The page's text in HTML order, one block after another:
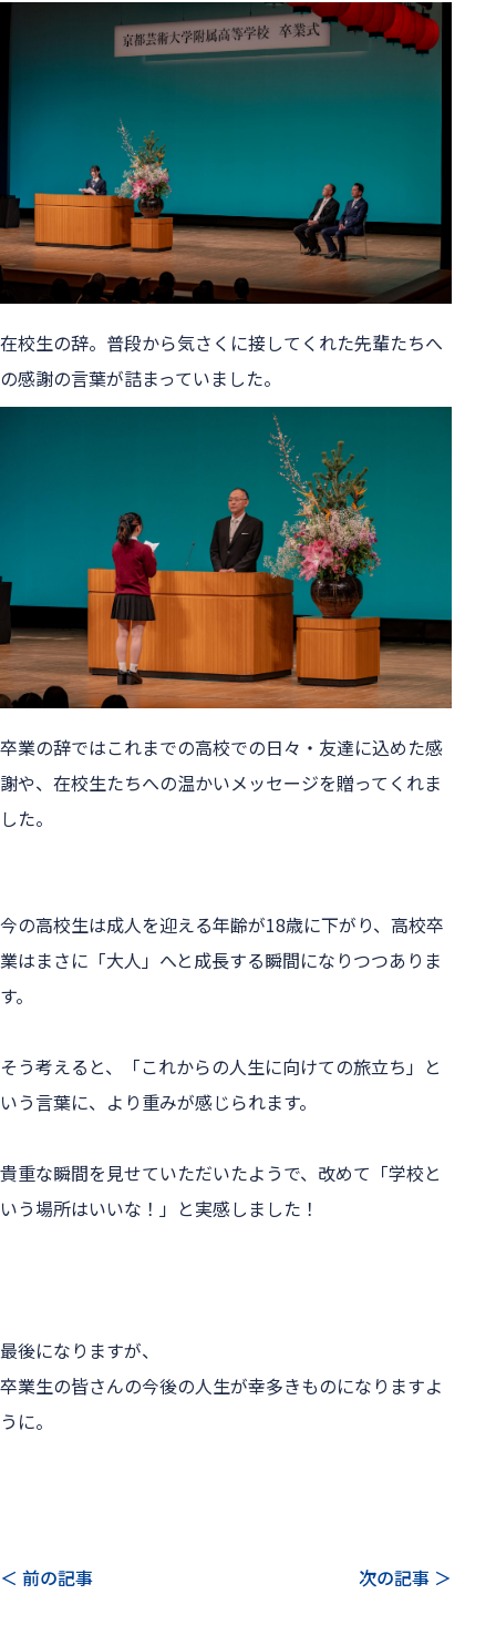
在校生の辞。普段から気さくに接してくれた先輩たちへ
の感謝の言葉が詰まっていました。
卒業の辞ではこれまでの高校での日々・友達に込めた感
謝や、在校生たちへの温かいメッセージを贈ってくれま
した。
今の高校生は成人を迎える年齢が18歳に下がり、高校卒
業はまさに「大人」へと成長する瞬間になりつつありま
す。
そう考えると、「これからの人生に向けての旅立ち」と
いう言葉に、より重みが感じられます。
貴重な瞬間を見せていただいたようで、改めて「学校と
いう場所はいいな！」と実感しました！
最後になりますが、
卒業生の皆さんの今後の人生が幸多きものになりますよ
うに。
＜ 前の記事 次の記事 ＞